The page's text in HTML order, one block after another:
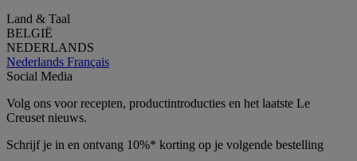
Land & Taal
BELGIË
NEDERLANDS
Nederlands Français
Social Media
Volg ons voor recepten, productintroducties en het laatste Le
Creuset nieuws.
Schrijf je in en ontvang 10%* korting op je volgende bestelling